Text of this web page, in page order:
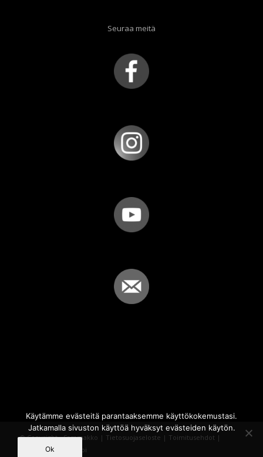
Seuraa meitä
© Copyright - Sammakko | Tietosuojaseloste | Toimitusehdot |
Powered by
iQWebbi
Käytämme evästeitä parantaaksemme käyttökokemustasi.
Jatkamalla sivuston käyttöä hyväksyt evästeiden käytön.
Ok